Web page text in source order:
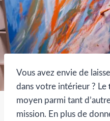
Vous avez envie de
dans votre intérieur ? Le
moyen parmi tant
mission. En plus de